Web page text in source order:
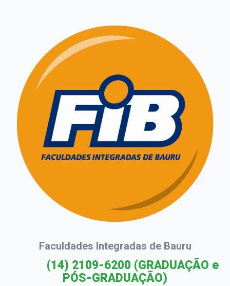
Faculdades Integradas de Bauru
(14) 2109-6200 (GRADUAÇÃO e
PÓS-GRADUAÇÃO)